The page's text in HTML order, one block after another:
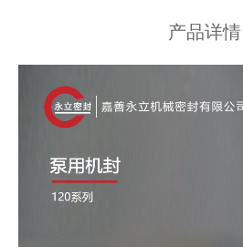
产品详情